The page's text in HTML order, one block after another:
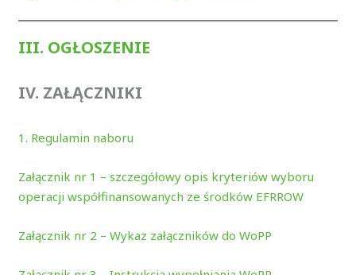
III. OGŁOSZENIE
IV. ZAŁĄCZNIKI
1. Regulamin naboru
Załącznik nr 1 – szczegółowy opis kryteriów wyboru
operacji współfinansowanych ze środków EFRROW
Załącznik nr 2 – Wykaz załączników do WoPP